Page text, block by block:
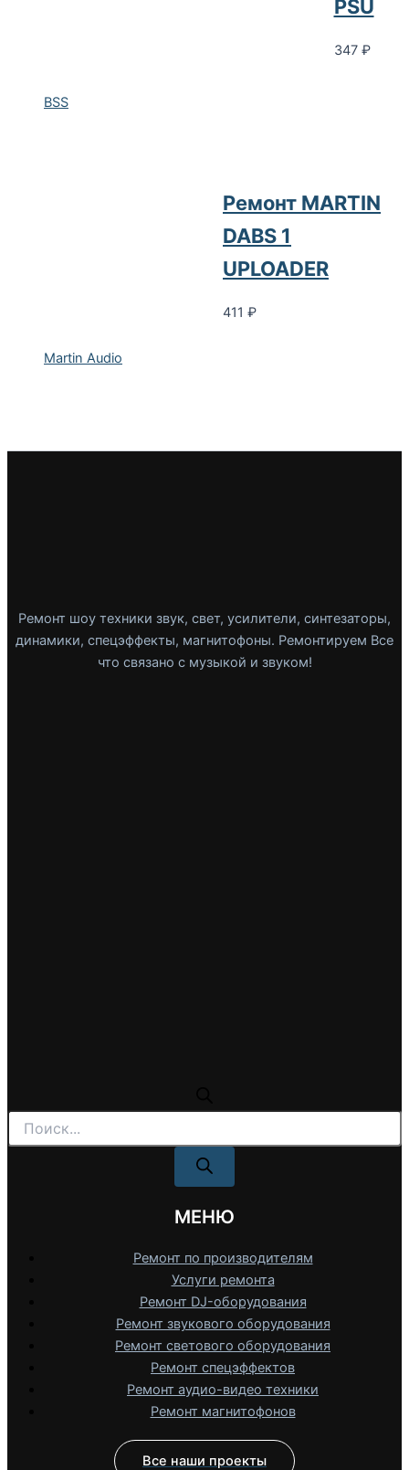
BSS
PSU
347 ₽
Martin Audio
Ремонт MARTIN
DABS 1
UPLOADER
411 ₽
Ремонт шоу техники звук, свет, усилители, синтезаторы,
динамики, спецэффекты, магнитофоны. Ремонтируем Все
что связано с музыкой и звуком!
Поиск
товаров
МЕНЮ
Ремонт по производителям
Услуги ремонта
Ремонт DJ-оборудования
Ремонт звукового оборудования
Ремонт светового оборудования
Ремонт спецэффектов
Ремонт аудио-видео техники
Ремонт магнитофонов
Все наши проекты